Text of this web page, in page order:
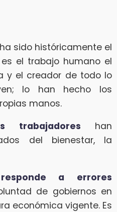
ha sido históricamente el
el trabajo humano el
y el creador de todo lo
lo han hecho los
manos.
han
del bienestar, la
a errores
de gobiernos en
económica vigente. Es